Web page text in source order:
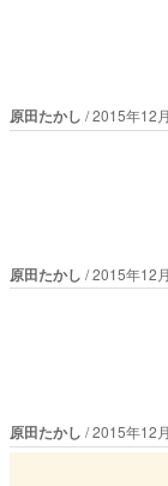
原田たかし 2015年12
原田たかし 2015年12
原田たかし 2015年12